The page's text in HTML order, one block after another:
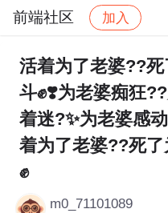
前端社区 加入
社区 前端社区 感
活着为了老婆??
斗✊❣️为老婆痴狂
着迷?✨为老婆感
着为了老婆??死
✊
m0_71101089